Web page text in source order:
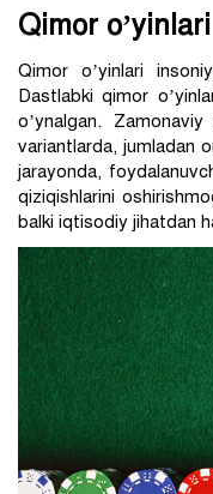
Qimor
Qimor o’yinlari
Dastlabki qimor
o’ynalgan.
variantlarda, jumladan
jarayonda,
qiziqishlarini
balki iqtisodiy jihatdan